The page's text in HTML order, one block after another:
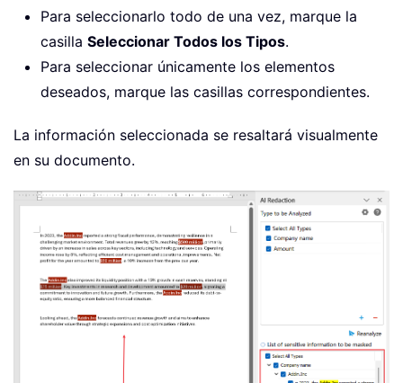
Para seleccionarlo todo de una vez, marque la
casilla Seleccionar Todos los Tipos.
Para seleccionar únicamente los elementos
deseados, marque las casillas correspondientes.
La información seleccionada se resaltará visualmente
en su documento.